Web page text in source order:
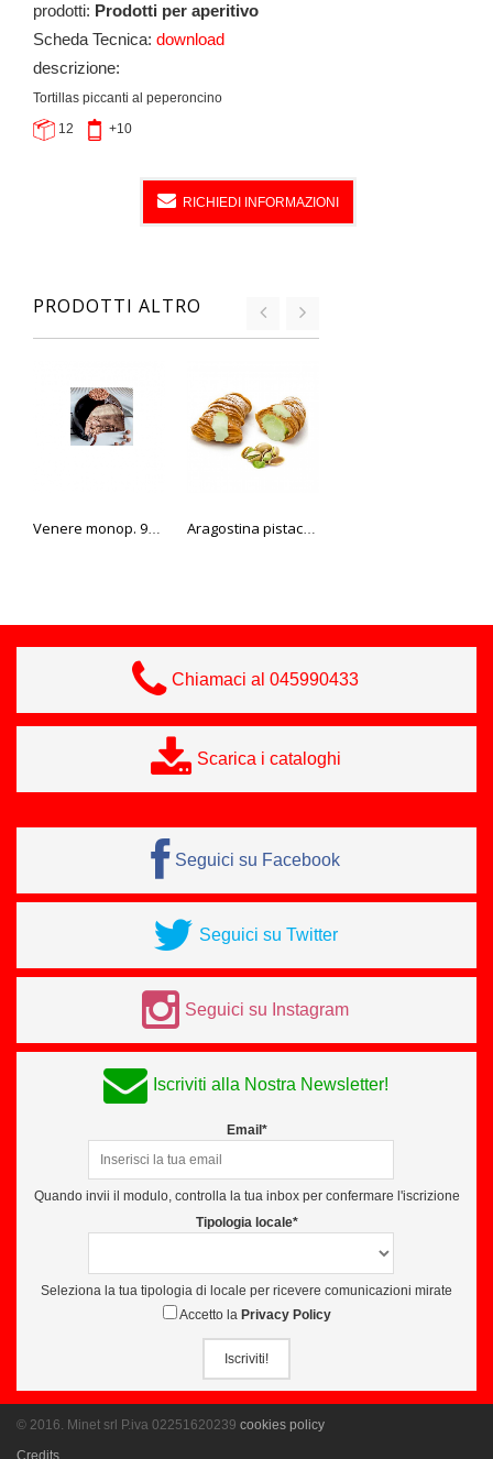
prodotti: Prodotti per aperitivo
Scheda Tecnica: download
descrizione:
Tortillas piccanti al peperoncino
12 +10
RICHIEDI INFORMAZIONI
PRODOTTI ALTRO
Venere monop. 90 gr. Bindi Aragostina pistacchio
Chiamaci al 045990433
Scarica i cataloghi
Seguici su Facebook
Seguici su Twitter
Seguici su Instagram
Iscriviti alla Nostra Newsletter!
Email*
Quando invii il modulo, controlla la tua inbox per confermare l'iscrizione
Tipologia locale*
Seleziona la tua tipologia di locale per ricevere comunicazioni mirate
Accetto la Privacy Policy
Iscriviti!
© 2016. Minet srl P.iva 02251620239 cookies policy
Credits